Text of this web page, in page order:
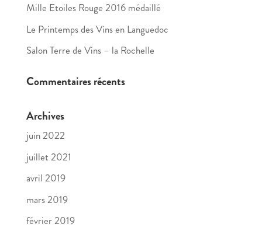
Mille Etoiles Rouge 2016 médaillé
Le Printemps des Vins en Languedoc
Salon Terre de Vins – la Rochelle
Commentaires récents
Archives
juin 2022
juillet 2021
avril 2019
mars 2019
février 2019